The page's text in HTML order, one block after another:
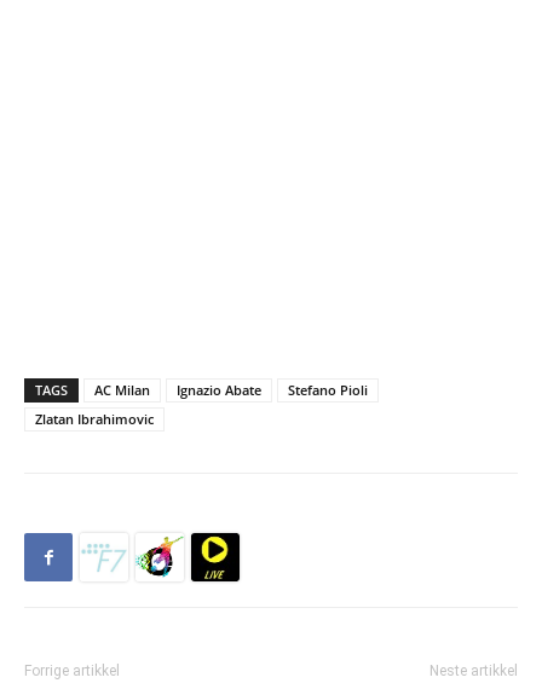
TAGS AC Milan Ignazio Abate
Stefano Pioli
Zlatan Ibrahimovic
Forrige artikkel Neste artikkel